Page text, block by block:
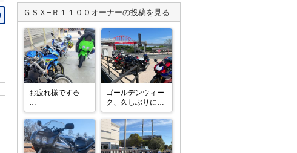
ＧＳＸ−Ｒ１１００ オーナーの投稿を見る
お疲れ様です🍜
今日は@80122さ
んからのお誘いで
@131273 さん主
催のそうめんツー
リングに参加させ
ゴールデンウィー
ク、久しぶりに呉
にうどん食べに行
って来ました👍